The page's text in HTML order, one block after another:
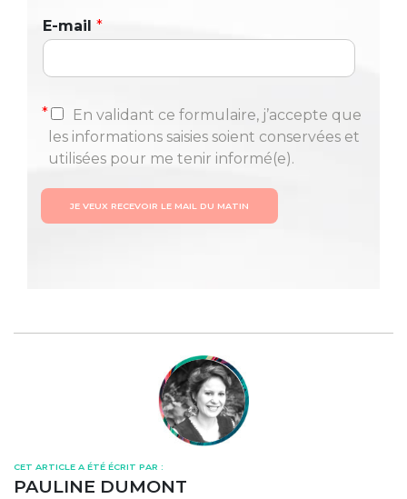
E-mail *
*
En validant ce formulaire, j’accepte que
les informations saisies soient conservées et
utilisées pour me tenir informé(e).
JE VEUX RECEVOIR LE MAIL DU MATIN
CET ARTICLE A ÉTÉ ÉCRIT PAR :
PAULINE DUMONT